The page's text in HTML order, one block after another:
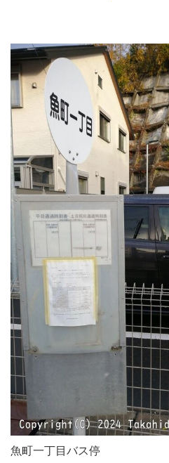
魚町一丁目バス停